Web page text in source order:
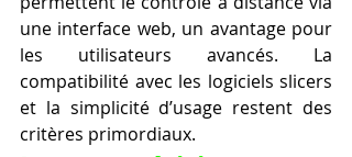
une interface web, un avantage pour
les utilisateurs avancés. La
compatibilité avec les logiciels slicers
et la simplicité d’usage restent des
critères primordiaux.